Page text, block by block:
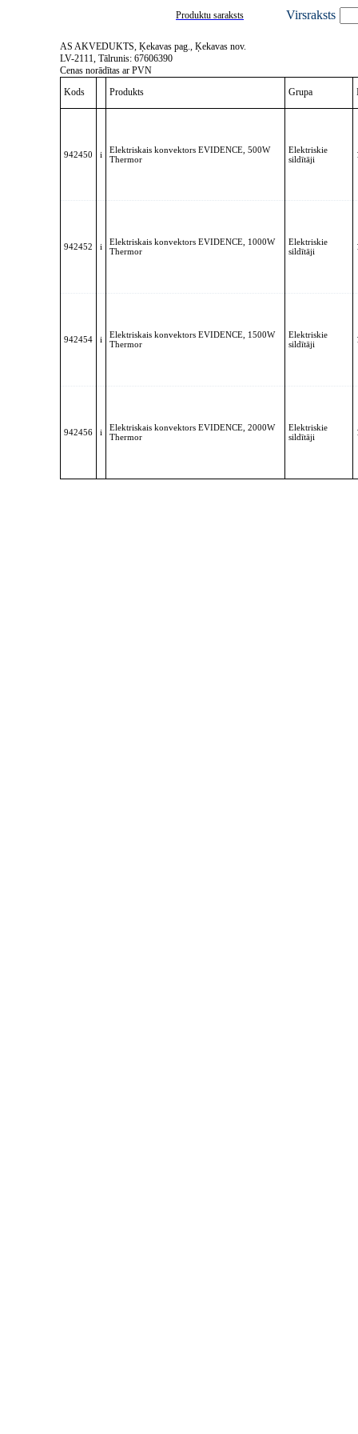
Produktu saraksts Virsraksts
AS AKVEDUKTS, Ķekavas pag., Ķekavas nov.
LV-2111, Tālrunis: 67606390
Cenas norādītas ar PVN
Kods
Produkts Grupa
942450 i
Elektriskais konvektors EVIDENCE, 500W
Thermor
Elektriskie
sildītāji
942452 i
Elektriskais konvektors EVIDENCE, 1000W
Thermor
Elektriskie
sildītāji
942454 i
Elektriskais konvektors EVIDENCE, 1500W
Thermor
Elektriskie
sildītāji
942456 i
Elektriskais konvektors EVIDENCE, 2000W
Thermor
Elektriskie
sildītāji